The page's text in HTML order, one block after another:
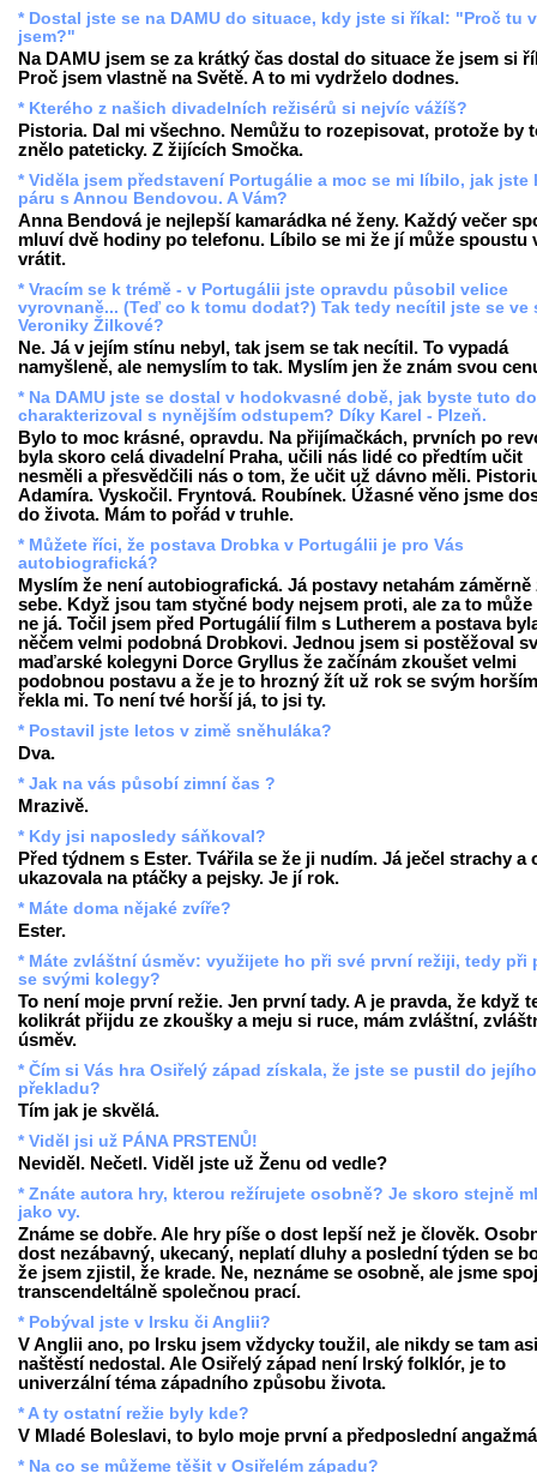
* Dostal jste se na DAMU do situace, kdy jste si říkal: "Proč tu
jsem?"
Na DAMU jsem se za krátký čas dostal do situace že jsem si
Proč jsem vlastně na Světě. A to mi vydrželo dodnes.
* Kterého z našich divadelních režisérů si nejvíc vážíš?
Pistoria. Dal mi všechno. Nemůžu to rozepisovat, protože by
znělo pateticky. Z žijících Smočka.
* Viděla jsem představení Portugálie a moc se mi líbilo, jak jste
páru s Annou Bendovou. A Vám?
Anna Bendová je nejlepší kamarádka né ženy. Každý večer
mluví dvě hodiny po telefonu. Líbilo se mi že jí může spoustu
vrátit.
* Vracím se k trémě - v Portugálii jste opravdu působil velice
vyrovnaně... (Teď co k tomu dodat?) Tak tedy necítil jste se ve
Veroniky Žilkové?
Ne. Já v jejím stínu nebyl, tak jsem se tak necítil. To vypadá
namyšleně, ale nemyslím to tak. Myslím jen že znám svou
* Na DAMU jste se dostal v hodokvasné době, jak byste tuto
charakterizoval s nynějším odstupem? Díky Karel - Plzeň.
Bylo to moc krásné, opravdu. Na přijímačkách, prvních po
byla skoro celá divadelní Praha, učili nás lidé co předtím učit
nesměli a přesvědčili nás o tom, že učit už dávno měli.
Adamíra. Vyskočil. Fryntová. Roubínek. Úžasné věno jsme
do života. Mám to pořád v truhle.
* Můžete říci, že postava Drobka v Portugálii je pro Vás
autobiografická?
Myslím že není autobiografická. Já postavy netahám záměrně
sebe. Když jsou tam styčné body nejsem proti, ale za to může
ne já. Točil jsem před Portugálií film s Lutherem a postava
něčem velmi podobná Drobkovi. Jednou jsem si postěžoval
maďarské kolegyni Dorce Gryllus že začínám zkoušet velmi
podobnou postavu a že je to hrozný žít už rok se svým
řekla mi. To není tvé horší já, to jsi ty.
* Postavil jste letos v zimě sněhuláka?
Dva.
* Jak na vás působí zimní čas ?
Mrazivě.
* Kdy jsi naposledy sáňkoval?
Před týdnem s Ester. Tvářila se že ji nudím. Já ječel strachy a
ukazovala na ptáčky a pejsky. Je jí rok.
* Máte doma nějaké zvíře?
Ester.
* Máte zvláštní úsměv: využijete ho při své první režiji, tedy při
se svými kolegy?
To není moje první režie. Jen první tady. A je pravda, že když
kolikrát přijdu ze zkoušky a meju si ruce, mám zvláštní,
úsměv.
* Čím si Vás hra Osiřelý západ získala, že jste se pustil do jejího
překladu?
Tím jak je skvělá.
* Viděl jsi už PÁNA PRSTENŮ!
Neviděl. Nečetl. Viděl jste už Ženu od vedle?
* Znáte autora hry, kterou režírujete osobně? Je skoro stejně
jako vy.
Známe se dobře. Ale hry píše o dost lepší než je člověk.
dost nezábavný, ukecaný, neplatí dluhy a poslední týden se
že jsem zjistil, že krade. Ne, neznáme se osobně, ale jsme
transcendeltálně společnou prací.
* Pobýval jste v Irsku či Anglii?
V Anglii ano, po Irsku jsem vždycky toužil, ale nikdy se tam asi
naštěstí nedostal. Ale Osiřelý západ není Irský folklór, je to
univerzální téma západního způsobu života.
* A ty ostatní režie byly kde?
V Mladé Boleslavi, to bylo moje první a předposlední
* Na co se můžeme těšit v Osiřelém západu?